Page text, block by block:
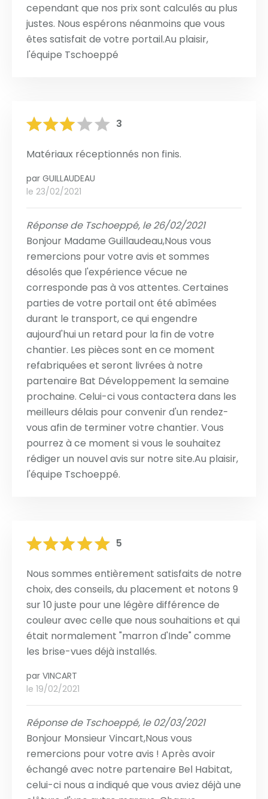
cependant que nos prix sont calculés au plus
justes. Nous espérons néanmoins que vous
êtes satisfait de votre portail.Au plaisir,
l'équipe Tschoeppé
3
Matériaux réceptionnés non finis.
par GUILLAUDEAU
le 23/02/2021
Réponse de Tschoeppé, le 26/02/2021
Bonjour Madame Guillaudeau,Nous vous
remercions pour votre avis et sommes
désolés que l'expérience vécue ne
corresponde pas à vos attentes. Certaines
parties de votre portail ont été abîmées
durant le transport, ce qui engendre
aujourd'hui un retard pour la fin de votre
chantier. Les pièces sont en ce moment
refabriquées et seront livrées à notre
partenaire Bat Développement la semaine
prochaine. Celui-ci vous contactera dans les
meilleurs délais pour convenir d'un rendez-
vous afin de terminer votre chantier. Vous
pourrez à ce moment si vous le souhaitez
rédiger un nouvel avis sur notre site.Au plaisir,
l'équipe Tschoeppé.
5
Nous sommes entièrement satisfaits de notre
choix, des conseils, du placement et notons 9
sur 10 juste pour une légère différence de
couleur avec celle que nous souhaitions et qui
était normalement "marron d'Inde" comme
les brise-vues déjà installés.
par VINCART
le 19/02/2021
Réponse de Tschoeppé, le 02/03/2021
Bonjour Monsieur Vincart,Nous vous
remercions pour votre avis ! Après avoir
échangé avec notre partenaire Bel Habitat,
celui-ci nous a indiqué que vous aviez déjà une